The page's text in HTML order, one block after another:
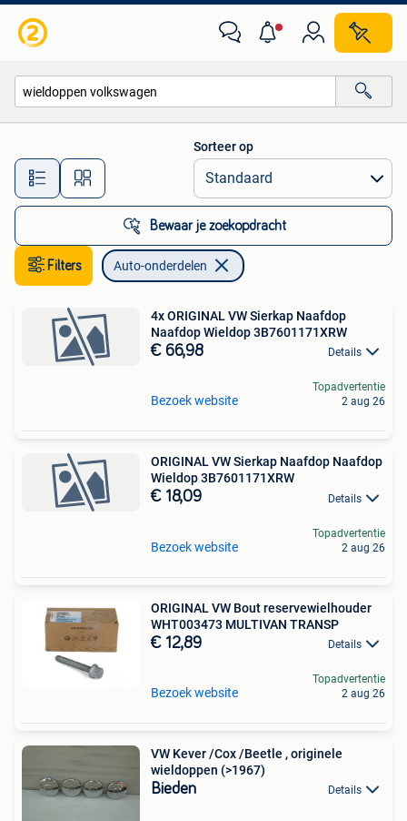
Alle afstanden…
Sorteer op
Bewaar je zoekopdracht
Filters Auto-onderdelen
4x ORIGINAL VW Sierkap Naafdop
Naafdop Wieldop 3B7601171XRW
€ 66,98 Details
Bezoek website
Topadvertentie
2 aug 26
ORIGINAL VW Sierkap Naafdop Naafdop
Wieldop 3B7601171XRW
€ 18,09 Details
Bezoek website
Topadvertentie
2 aug 26
ORIGINAL VW Bout reservewielhouder
WHT003473 MULTIVAN TRANSP
€ 12,89 Details
Bezoek website
Topadvertentie
2 aug 26
VW Kever /Cox /Beetle , originele
wieldoppen (>1967)
Bieden Details